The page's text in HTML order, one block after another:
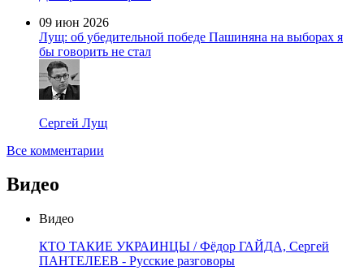
09 июн 2026
Лущ: об убедительной победе Пашиняна на выборах я
бы говорить не стал
Сергей Лущ
Все комментарии
Видео
Видео
КТО ТАКИЕ УКРАИНЦЫ / Фёдор ГАЙДА, Сергей
ПАНТЕЛЕЕВ - Русские разговоры